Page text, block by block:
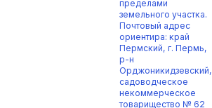
пределами
земельного участка.
Почтовый адрес
ориентира: край
Пермский, г. Пермь,
р-н
Орджоникидзевский,
садоводческое
некоммерческое
товарищество № 62